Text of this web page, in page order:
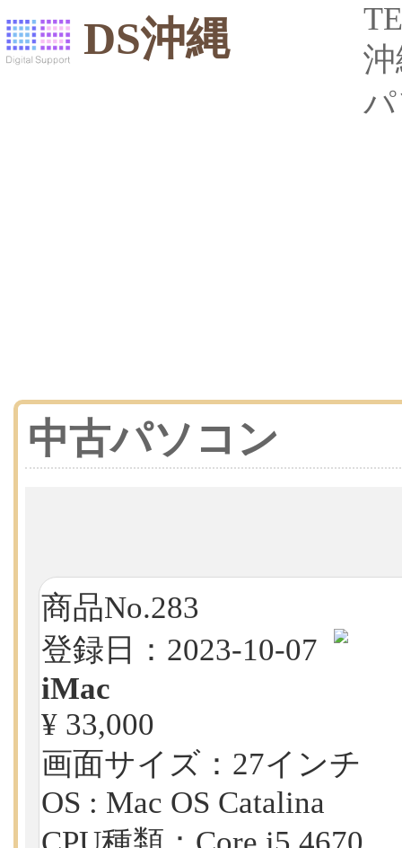
DS沖縄
中古パソコン
商品No.283
登録日：2023-10-07
iMac
¥ 33,000
画面サイズ：27インチ
OS : Mac OS Catalina